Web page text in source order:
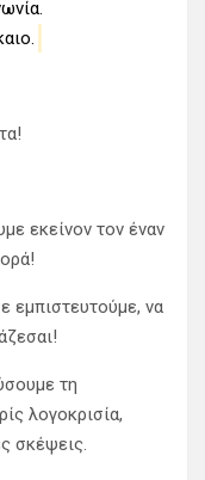
εκείνον τον έναν
εμπιστευτούμε, να
τη
λογοκρισία,
σκέψεις.